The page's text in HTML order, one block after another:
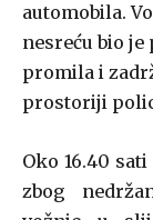
automobila.
nesreću bio je
promila i
prostoriji
Oko 16.40
zbog